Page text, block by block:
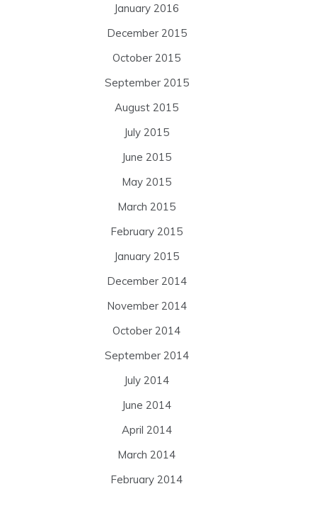
January 2016
December 2015
October 2015
September 2015
August 2015
July 2015
June 2015
May 2015
March 2015
February 2015
January 2015
December 2014
November 2014
October 2014
September 2014
July 2014
June 2014
April 2014
March 2014
February 2014